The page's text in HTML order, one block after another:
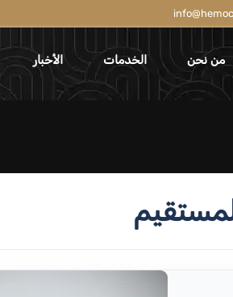
من نحن الخدمات الأخبار